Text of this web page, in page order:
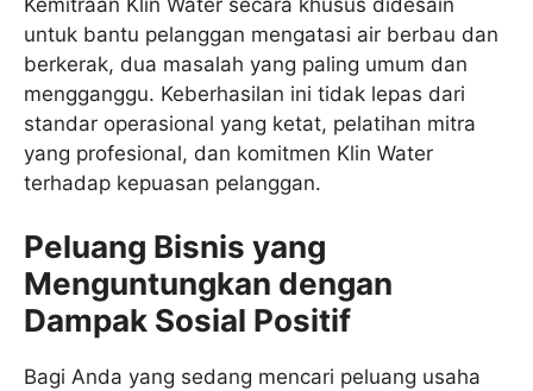
untuk bantu pelanggan mengatasi air berbau dan
berkerak, dua masalah yang paling umum dan
mengganggu. Keberhasilan ini tidak lepas dari
standar operasional yang ketat, pelatihan mitra
yang profesional, dan komitmen Klin Water
terhadap kepuasan pelanggan.
Peluang Bisnis yang
Menguntungkan dengan
Dampak Sosial Positif
Bagi Anda yang sedang mencari peluang usaha